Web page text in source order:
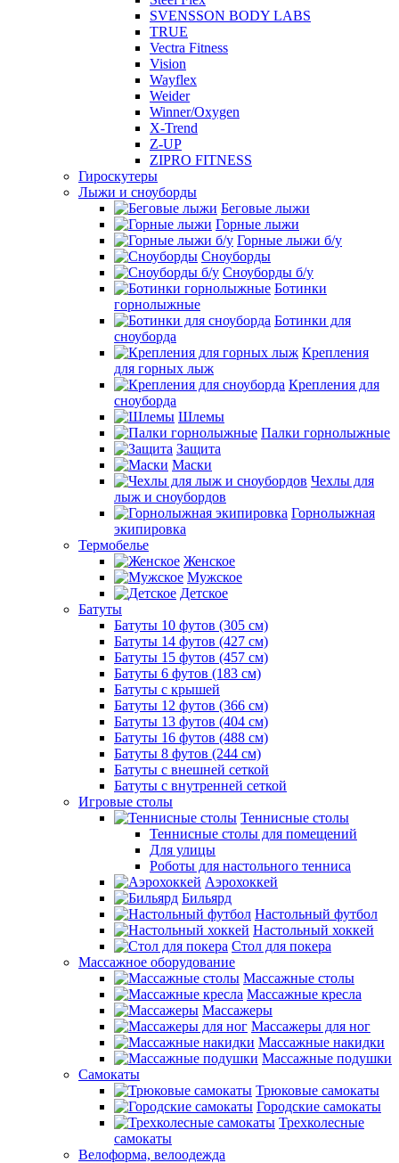
SVENSSON BODY LABS
TRUE
Vectra Fitness
Vision
Wayflex
Weider
Winner/Oxygen
X-Trend
Z-UP
ZIPRO FITNESS
Гироскутеры
Лыжи и сноуборды
Беговые лыжи
Горные лыжи
Горные лыжи б/у
Сноуборды
Сноуборды б/у
Ботинки
горнолыжные
Ботинки для
сноуборда
Крепления
для горных лыж
Крепления для
сноуборда
Шлемы
Палки горнолыжные
Защита
Маски
Чехлы для
лыж и сноубордов
Горнолыжная
экипировка
Термобелье
Женское
Мужское
Детское
Батуты
Батуты 10 футов (305 см)
Батуты 14 футов (427 см)
Батуты 15 футов (457 см)
Батуты 6 футов (183 см)
Батуты с крышей
Батуты 12 футов (366 см)
Батуты 13 футов (404 см)
Батуты 16 футов (488 см)
Батуты 8 футов (244 см)
Батуты с внешней сеткой
Батуты с внутренней сеткой
Игровые столы
Теннисные столы
Теннисные столы для помещений
Для улицы
Роботы для настольного тенниса
Аэрохоккей
Бильярд
Настольный футбол
Настольный хоккей
Стол для покера
Массажное оборудование
Массажные столы
Массажные кресла
Массажеры
Массажеры для ног
Массажные накидки
Массажные подушки
Самокаты
Трюковые самокаты
Городские самокаты
Трехколесные
самокаты
Велоформа, велоодежда